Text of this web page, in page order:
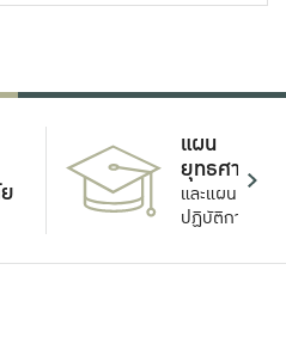
แผน
ยุทธศาสตร์
และแผน
ปฏิบัติการ